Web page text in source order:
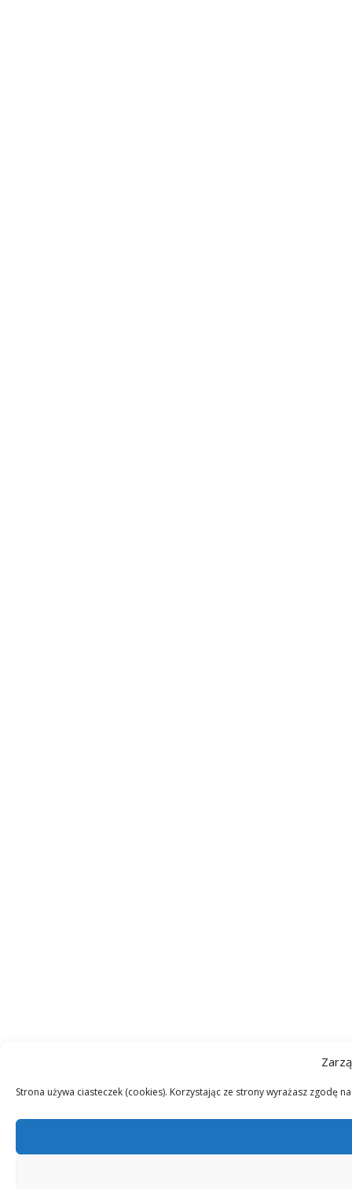
Strona używa ciasteczek (cookies). Korzystając ze strony wyrażasz zgodę